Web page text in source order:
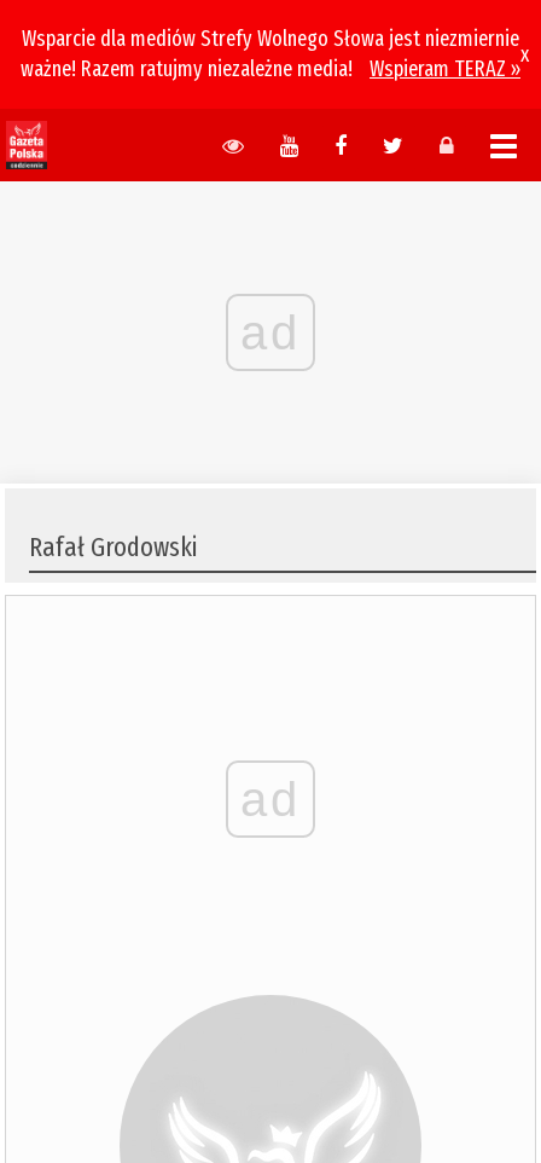
Wsparcie dla mediów Strefy Wolnego Słowa jest niezmiernie
ważne! Razem ratujmy niezależne media!
Wspieram TERAZ »
x
ad
Rafał Grodowski
ad